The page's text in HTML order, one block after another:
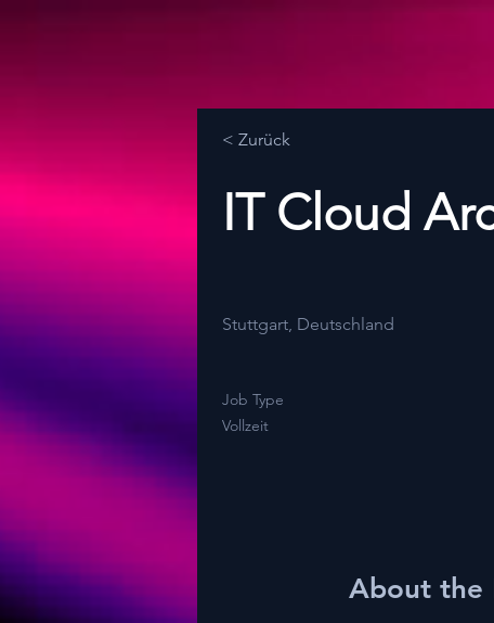
< Zurück
IT Cloud
Stuttgart, Deutschland
Job Type
Vollzeit
About the